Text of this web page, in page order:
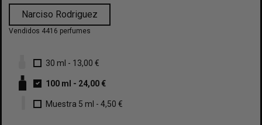
Narciso Rodriguez
Vendidos 4416 perfumes
30 ml - 13,00 €
100 ml - 24,00 €
Muestra 5 ml - 4,50 €